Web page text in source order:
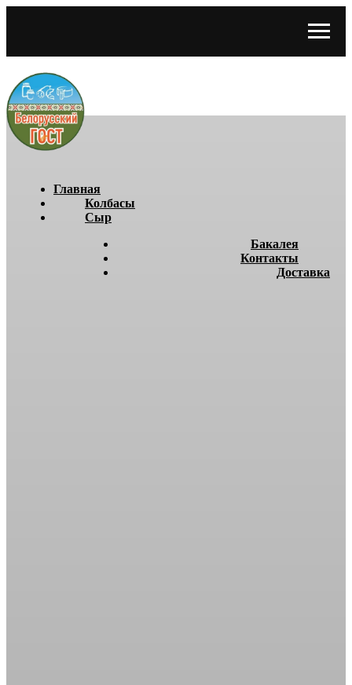
Главная
Колбасы
Сыр
Бакалея
Контакты
Доставка